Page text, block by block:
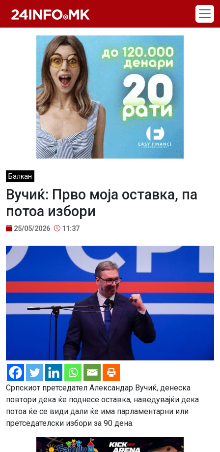
Балкан
Вучиќ: Прво моја оставка, па
потоа избори
25/05/2026 11:37
Српскиот претседател Александар Вучиќ, денеска
повтори дека ќе поднесе оставка, наведувајќи дека
потоа ќе се види дали ќе има парламентарни или
претседателски избори за 90 дена.